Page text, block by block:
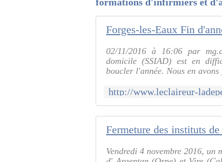
02/11/2016 à 16:06 par
domicile (SSIAD) est en
boucler l'année. Nous en
Vendredi 4 novembre 2016, un